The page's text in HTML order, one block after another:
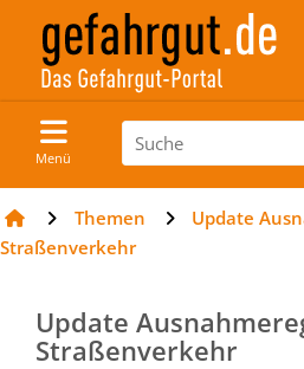
Menü
Themen
Update
Straßenverkehr
Update
Straßenverkehr